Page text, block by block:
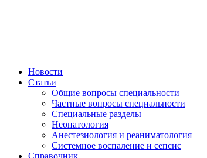
Новости
Статьи
Общие вопросы специальности
Частные вопросы специальности
Специальные разделы
Неонатология
Анестезиология и реаниматология
Системное воспаление и сепсис
Справочник